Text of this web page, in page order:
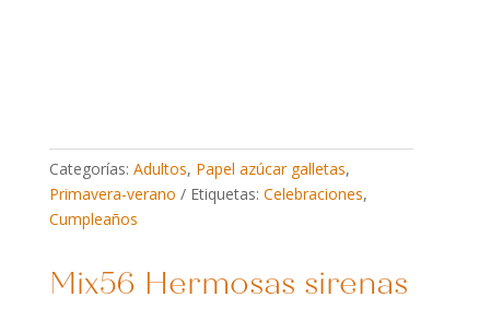
Categorías: Adultos, Papel azúcar galletas,
Primavera-verano
Etiquetas: Celebraciones,
Cumpleaños
Mix56 Hermosas sirenas